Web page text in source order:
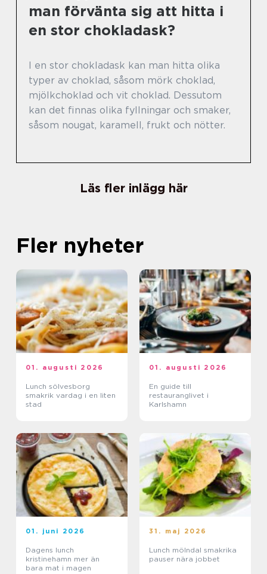
man förvänta sig att hitta i
en stor chokladask?
I en stor chokladask kan man hitta olika
typer av choklad, såsom mörk choklad,
mjölkchoklad och vit choklad. Dessutom
kan det finnas olika fyllningar och smaker,
såsom nougat, karamell, frukt och nötter.
Läs fler inlägg här
Fler nyheter
01. augusti 2026
Lunch sölvesborg
smakrik vardag i en liten
stad
01. augusti 2026
En guide till
restauranglivet i
Karlshamn
01. juni 2026
Dagens lunch
kristinehamn mer än
bara mat i magen
31. maj 2026
Lunch mölndal smakrika
pauser nära jobbet